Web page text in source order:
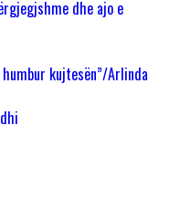
dhe ajo e
kujtesën”/Arlinda